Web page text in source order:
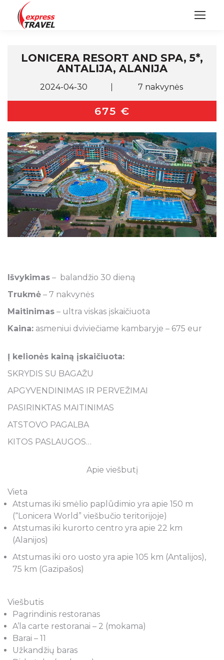
LONICERA RESORT AND SPA, 5*,
ANTALIJA, ALANIJA
2024-04-30 7 nakvynės
675 €
Išvykimas – balandžio 30 dieną
Trukmė – 7 nakvynės
Maitinimas – ultra viskas įskaičiuota
Kaina: asmeniui dviviečiame kambaryje – 675 eur
Į kelionės kainą įskaičiuota:
SKRYDIS SU BAGAŽU
APGYVENDINIMAS IR PERVEŽIMAI
PASIRINKTAS MAITINIMAS
ATSTOVO PAGALBA
KITOS PASLAUGOS…
Apie viešbutį
Vieta
Atstumas iki smėlio paplūdimio yra apie 150 m
(“Lonicera World” viešbučio teritorijoje)
Atstumas iki kurorto centro yra apie 22 km
(Alanijos)
Atstumas iki oro uosto yra apie 105 km (Antalijos),
75 km (Gazipašos)
Viešbutis
Pagrindinis restoranas
A’la carte restoranai – 2 (mokama)
Barai – 11
Užkandžių baras